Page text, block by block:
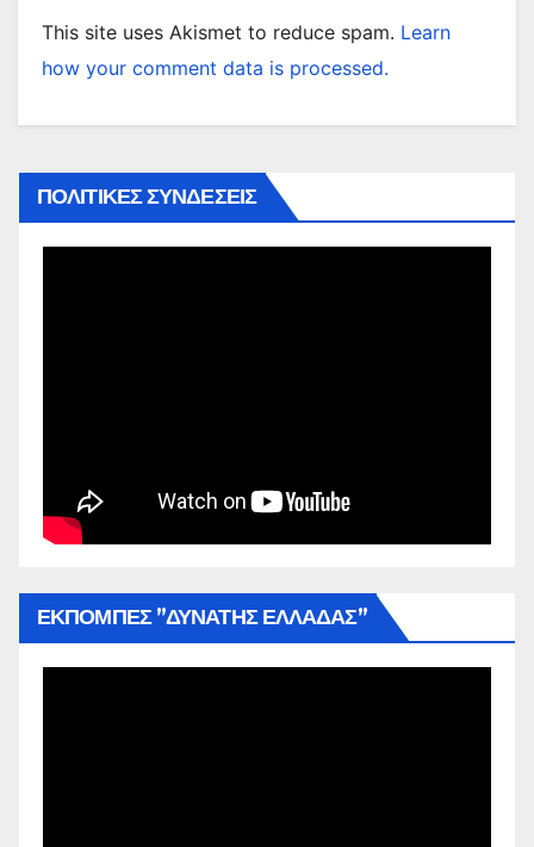
This site uses Akismet to reduce spam. Learn
how your comment data is processed.
ΠΟΛΙΤΙΚΕΣ ΣΥΝΔΕΣΕΙΣ
ΕΚΠΟΜΠΕΣ ”ΔΥΝΑΤΗΣ ΕΛΛΑΔΑΣ”